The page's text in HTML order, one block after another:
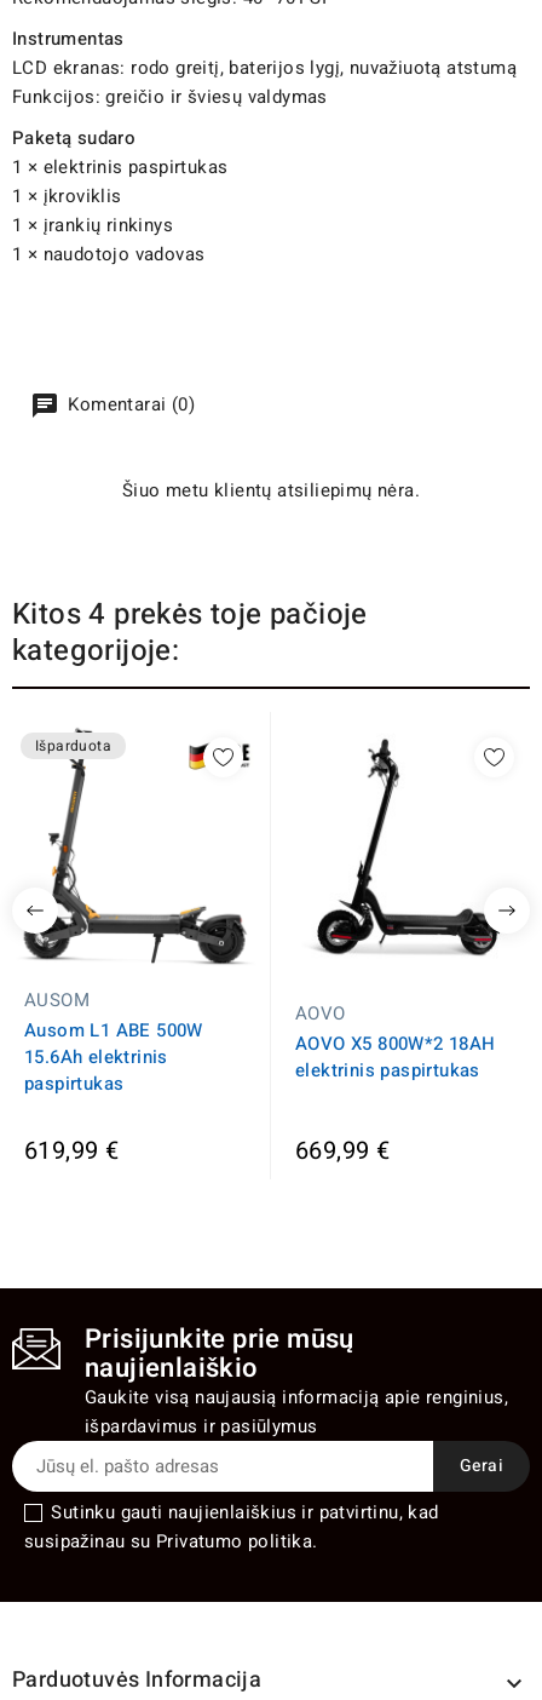
Instrumentas
LCD ekranas: rodo greitį, baterijos lygį, nuvažiuotą atstumą
Funkcijos: greičio ir šviesų valdymas
Paketą sudaro
1 × elektrinis paspirtukas
1 × įkroviklis
1 × įrankių rinkinys
1 × naudotojo vadovas
Komentarai (0)
Šiuo metu klientų atsiliepimų nėra.
Kitos 4 prekės toje pačioje
kategorijoje:
Išparduota
AUSOM
Ausom L1 ABE 500W
15.6Ah elektrinis
paspirtukas
619,99 €
AOVO
AOVO X5 800W*2 18AH
elektrinis paspirtukas
669,99 €
Prisijunkite prie mūsų
naujienlaiškio
Gaukite visą naujausią informaciją apie renginius,
išpardavimus ir pasiūlymus
Sutinku gauti naujienlaiškius ir patvirtinu, kad
susipažinau su Privatumo politika.
Parduotuvės Informacija 